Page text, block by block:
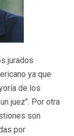
jurados
ya que
de los
juez". Por otra
son
por